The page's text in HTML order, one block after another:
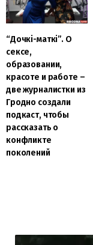
“Дочкі-маткі”. О
сексе,
образовании,
красоте и работе –
две журналистки из
Гродно создали
подкаст, чтобы
рассказать о
конфликте
поколений